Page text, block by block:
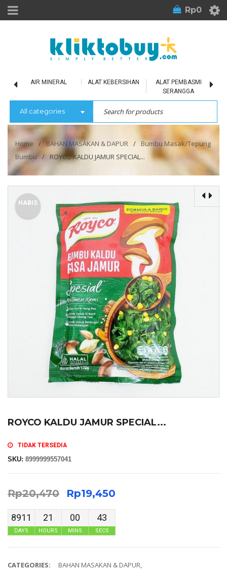
Rp0
AIR MINERAL ALAT KEBERSIHAN
ALAT PEMBASMI
SERANGGA
All categories
Home / BAHAN MASAKAN & DAPUR /
Bumbu Masak/Tepung
Bumbu / ROYCO KALDU JAMUR SPECIAL...
HABIS
ROYCO KALDU JAMUR SPECIAL...
TIDAK TERSEDIA
SKU: 8999999557041
Rp20,470 Rp19,450
8911
DAYS
21
HOURS
00
MINS
42
SECS
CATEGORIES: BAHAN MASAKAN & DAPUR,